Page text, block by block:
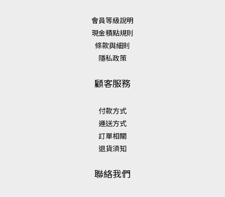
會員等級說明
現金積點規則
條款與細則
隱私政策
顧客服務
付款方式
運送方式
訂單相關
退貨須知
聯絡我們